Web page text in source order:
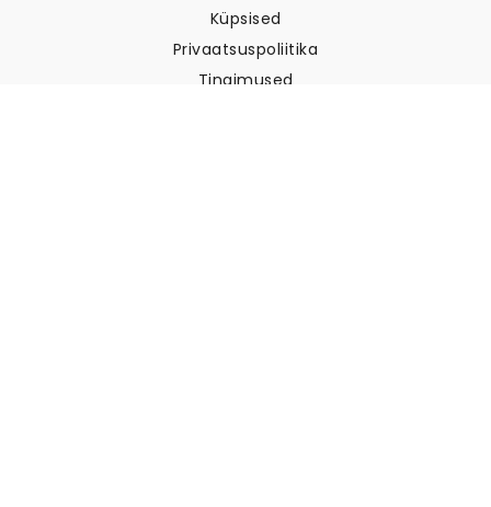
Küpsised
Privaatsuspoliitika
Tingimused